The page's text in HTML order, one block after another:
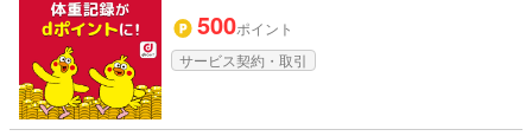
500ポイント
サービス契約・取引